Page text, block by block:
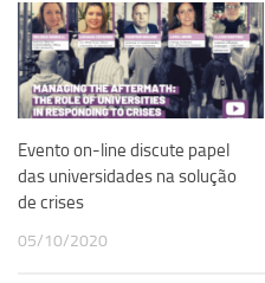
Revista Estudos Avançados
Espaço Cultural
Contato
Newsletter
Evento on-line discute papel
das universidades na solução
de crises
05/10/2020